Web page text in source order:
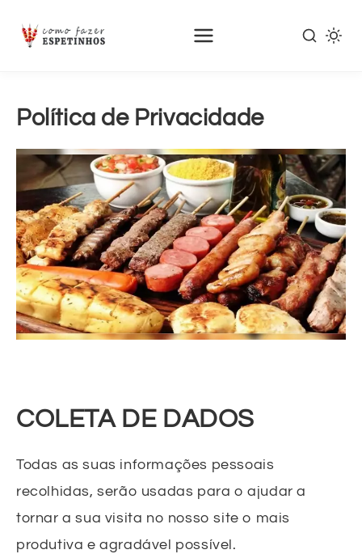
Pular
conteúdo
principal
Política de Privacidade
COLETA DE DADOS
Todas as suas informações pessoais
recolhidas, serão usadas para o ajudar a
tornar a sua visita no nosso site o mais
produtiva e agradável possível.